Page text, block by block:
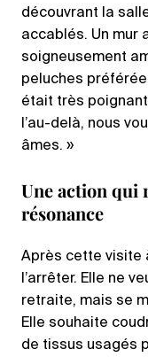
découvrant la
accablés. Un mur
soigneusement
peluches
était très
l’au-delà, nous
âmes. »
Une action qui
résonance
Après cette visite
l’arrêter. Elle ne
retraite, mais se
Elle souhaite
de tissus usagés